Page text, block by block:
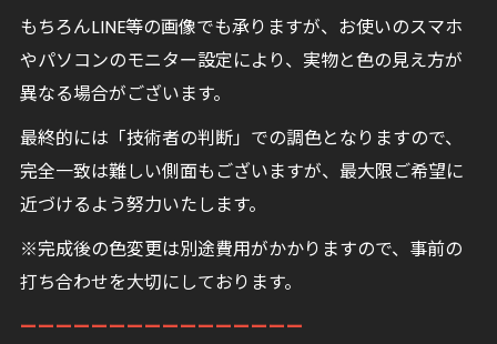
もちろんLINE等の画像でも承りますが、お使いのスマホ
やパソコンのモニター設定により、実物と色の見え方が
異なる場合がございます。
最終的には「技術者の判断」での調色となりますので、
完全一致は難しい側面もございますが、最大限ご希望に
近づけるよう努力いたします。
※完成後の色変更は別途費用がかかりますので、事前の
打ち合わせを大切にしております。
ーーーーーーーーーーーーーーーー